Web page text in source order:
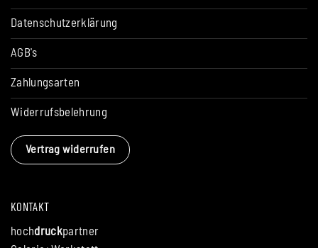
KONTAKT
hochdruckpartner
Datenschutzerklärung
AGB's
Zahlungsarten
Widerrufsbelehrung
Vertrag widerrufen